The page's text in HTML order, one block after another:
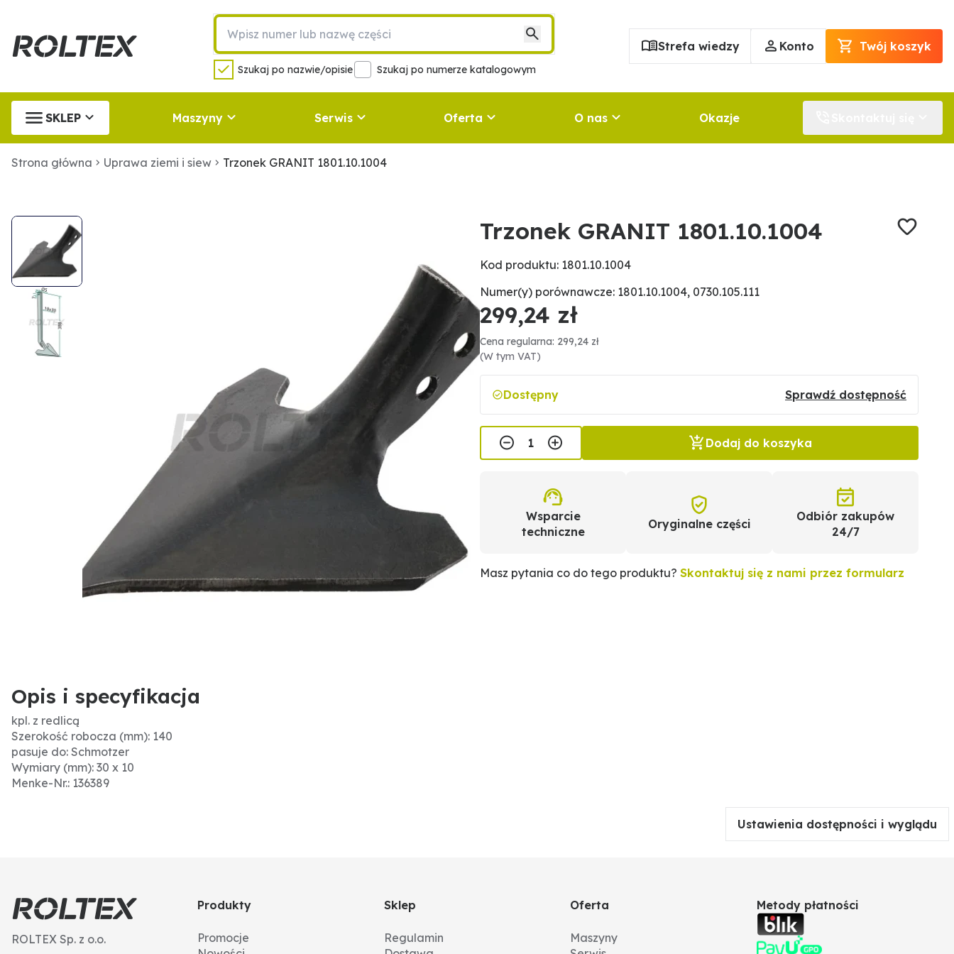
Szukaj po nazwie/opisie Szukaj po numerze katalogowym
Strefa wiedzy Konto Twój koszyk
SKLEP Maszyny Serwis Oferta O nas Okazje
Strona główna Uprawa ziemi i siew Trzonek GRANIT 1801.10.1004
Trzonek GRANIT 1801.10.1004
Kod produktu: 1801.10.1004
Numer(y) porównawcze: 1801.10.1004, 0730.105.111
299,24 zł
Cena regularna: 299,24 zł
(W tym VAT)
Dostępny Sprawdź dostępność
Dodaj do koszyka
Wsparcie
techniczne
Oryginalne części
Odbiór zakupów
24/7
Masz pytania co do tego produktu? Skontaktuj się z nami przez formularz
Opis i specyfikacja
kpl. z redlicą
Szerokość robocza (mm): 140
pasuje do: Schmotzer
Wymiary (mm): 30 x 10
Menke-Nr.: 136389
Ustawienia dostępności i wyglądu
ROLTEX Sp. z o.o.
Produkty
Promocje
Sklep
Regulamin
Oferta
Maszyny
Metody płatności